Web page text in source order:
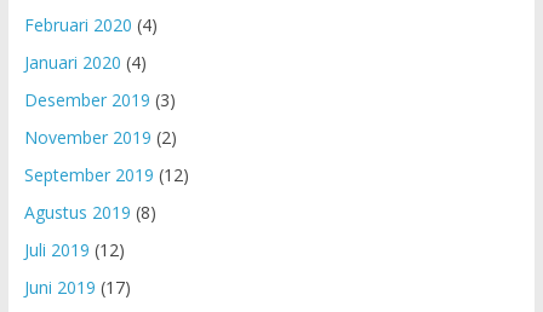
Februari 2020 (4)
Januari 2020 (4)
Desember 2019 (3)
November 2019 (2)
September 2019 (12)
Agustus 2019 (8)
Juli 2019 (12)
Juni 2019 (17)